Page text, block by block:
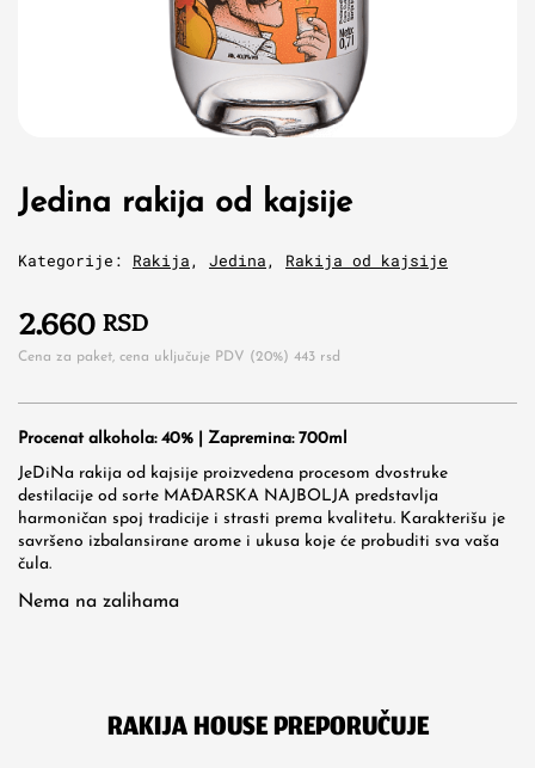
Jedina rakija od kajsije
Kategorije: Rakija, Jedina, Rakija od kajsije
2.660 RSD
Cena za paket, cena uključuje PDV (20%) 443 rsd
Procenat alkohola: 40% | Zapremina: 700ml
JeDiNa rakija od kajsije proizvedena procesom dvostruke
destilacije od sorte MAĐARSKA NAJBOLJA predstavlja
harmoničan spoj tradicije i strasti prema kvalitetu. Karakterišu je
savršeno izbalansirane arome i ukusa koje će probuditi sva vaša
čula.
Nema na zalihama
RAKIJA HOUSE PREPORUČUJE